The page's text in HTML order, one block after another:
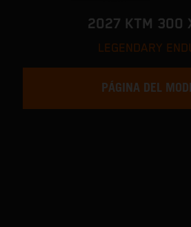
2027 KTM 300
LEGENDARY
PÁGINA DEL